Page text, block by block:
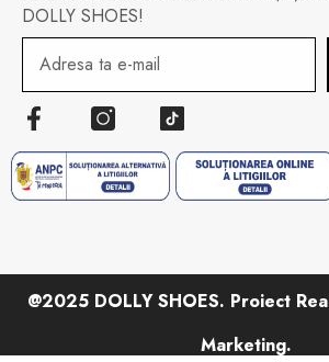
DOLLY SHOES!
@2025 DOLLY SHOES. Proiect
Marketing.